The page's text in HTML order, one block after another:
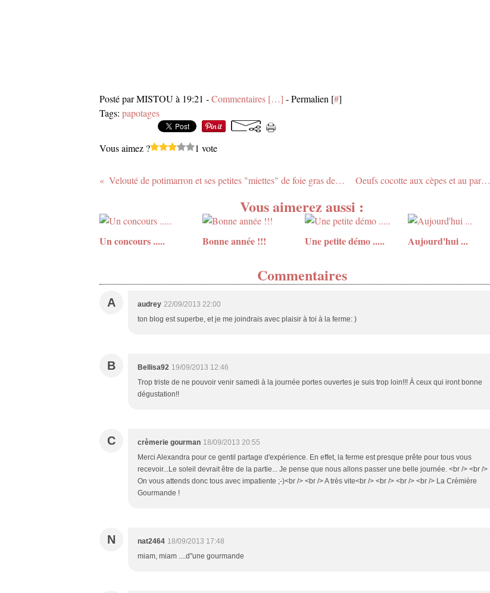
Posté par MISTOU à 19:21 -Commentaires […] - Permalien [#]
Tags: papotages
Vous aimez ? 1 vote
Velouté de potimarron et ses petites "miettes" de foie gras de canard Oeufs cocotte aux cèpes et au parmesan
Vous aimerez aussi :
Un concours ..... Bonne année !!! Une petite démo ..... Aujourd'hui ...
Commentaires
A audrey 22/09/2013 22:00
ton blog est superbe, et je me joindrais avec plaisir à toi à la ferme: )
B Bellisa92 19/09/2013 12:46
Trop triste de ne pouvoir venir samedi à la journée portes ouvertes je suis trop loin!!! À ceux qui iront bonne
dégustation!!
C crèmerie gourman 18/09/2013 20:55
Merci Alexandra pour ce gentil partage d'expérience. En effet, la ferme est presque prête pour tous vous
recevoir...Le soleil devrait être de la partie... Je pense que nous allons passer une belle journée. <br /> <br />
On vous attends donc tous avec impatiente ;-)<br /> <br /> A très vite<br /> <br /> <br /> <br /> La Crémière
Gourmande !
N nat2464 18/09/2013 17:48
miam, miam ....d"une gourmande